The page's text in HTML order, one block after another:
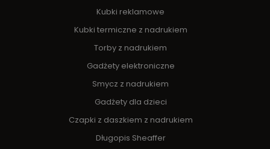
Kubki reklamowe
Kubki termiczne z nadrukiem
Torby z nadrukiem
Gadżety elektroniczne
Smycz z nadrukiem
Gadżety dla dzieci
Czapki z daszkiem z nadrukiem
Długopis Sheaffer